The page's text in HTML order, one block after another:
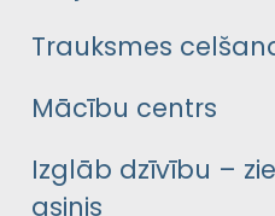
Trauksmes
Mācību centrs
Izglāb dzīvību –
asinis